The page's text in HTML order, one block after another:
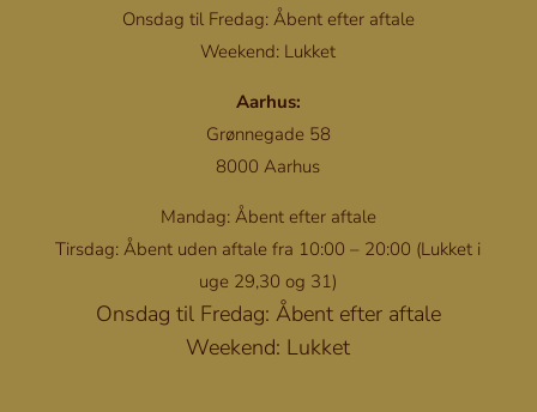
Onsdag til Fredag: Åbent efter aftale
Weekend: Lukket
Aarhus:
Grønnegade 58
8000 Aarhus
Mandag: Åbent efter aftale
Tirsdag: Åbent uden aftale fra 10:00 – 20:00 (Lukket i
uge 29,30 og 31)
Onsdag til Fredag: Åbent efter aftale
Weekend: Lukket